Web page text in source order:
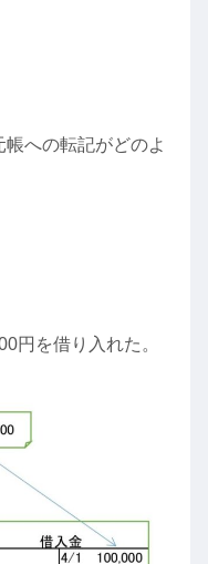
への転記がどのよ
円を借り入れた。